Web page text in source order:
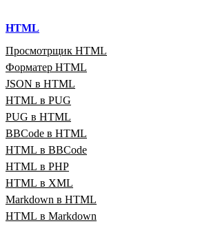
HTML
Просмотрщик HTML
Форматер HTML
JSON в HTML
HTML в PUG
PUG в HTML
BBCode в HTML
HTML в BBCode
HTML в PHP
HTML в XML
Markdown в HTML
HTML в Markdown